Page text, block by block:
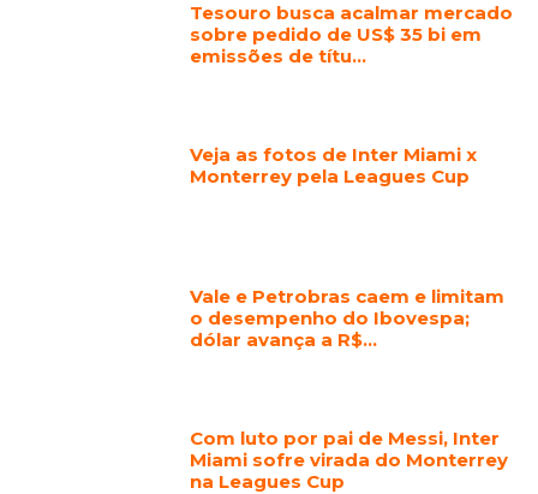
Tesouro busca acalmar mercado
sobre pedido de US$ 35 bi em
emissões de títu…
Veja as fotos de Inter Miami x
Monterrey pela Leagues Cup
Vale e Petrobras caem e limitam
o desempenho do Ibovespa;
dólar avança a R$…
Com luto por pai de Messi, Inter
Miami sofre virada do Monterrey
na Leagues Cup